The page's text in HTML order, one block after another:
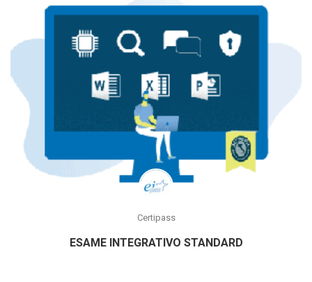
Certipass
ESAME INTEGRATIVO STANDARD